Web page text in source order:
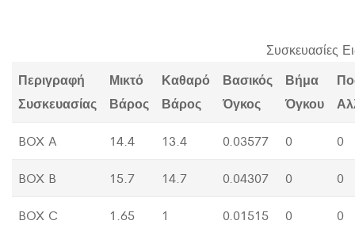
Συσκευασίες
Περιγραφή
Συσκευασίας
Μικτό
Βάρος
Καθαρό
Βάρος
Βασικός
Όγκος
Βήμα
Όγκου
BOX A 14.4 13.4 0.03577 0 0
BOX B 15.7 14.7 0.04307 0 0
BOX C 1.65 1 0.01515 0 0